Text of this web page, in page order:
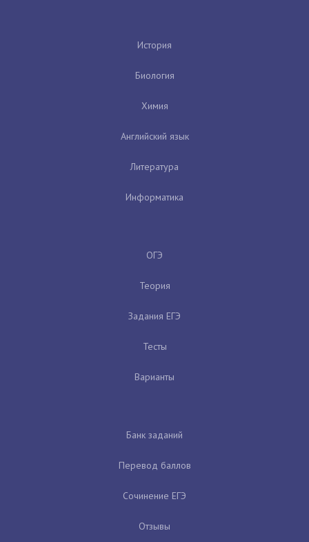
История
Биология
Химия
Английский язык
Литература
Информатика
ОГЭ
Теория
Задания ЕГЭ
Тесты
Варианты
Банк заданий
Перевод баллов
Сочинение ЕГЭ
Отзывы